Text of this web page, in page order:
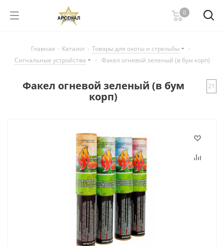
0
Главная - Каталог - Товары для охоты и стрельбы
-
Сигнальные устройства
- Факел огневой зеленый (в бум корп)
Факел огневой зеленый (в бум
корп)
21